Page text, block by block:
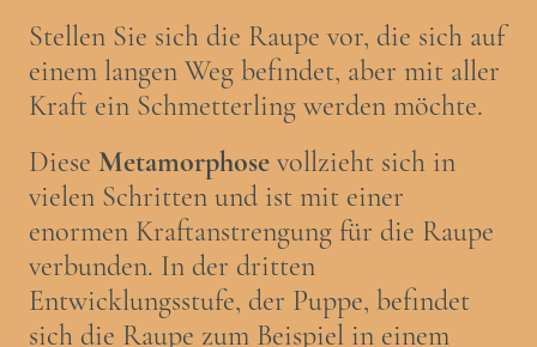
Stellen Sie sich die Raupe vor, die sich auf
einem langen Weg befindet, aber mit aller
Kraft ein Schmetterling werden möchte.
Diese Metamorphose vollzieht sich in
vielen Schritten und ist mit einer
enormen Kraftanstrengung für die Raupe
verbunden. In der dritten
Entwicklungsstufe, der Puppe, befindet
sich die Raupe zum Beispiel in einem